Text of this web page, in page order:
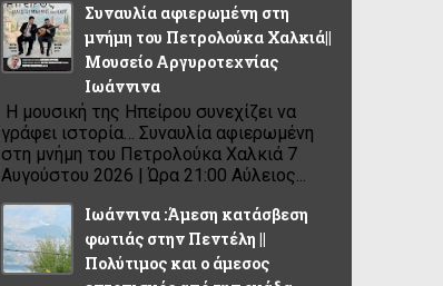
Συναυλία αφιερωμένη στη
μνήμη του Πετρολούκα Χαλκιά||
Μουσείο Αργυροτεχνίας
Ιωάννινα
Η μουσική της Ηπείρου συνεχίζει να
γράφει ιστορία… Συναυλία αφιερωμένη
στη μνήμη του Πετρολούκα Χαλκιά 7
Αυγούστου 2026 | Ώρα 21:00 Αύλειος...
Ιωάννινα :Άμεση κατάσβεση
φωτιάς στην Πεντέλη ||
Πολύτιμος και ο άμεσος